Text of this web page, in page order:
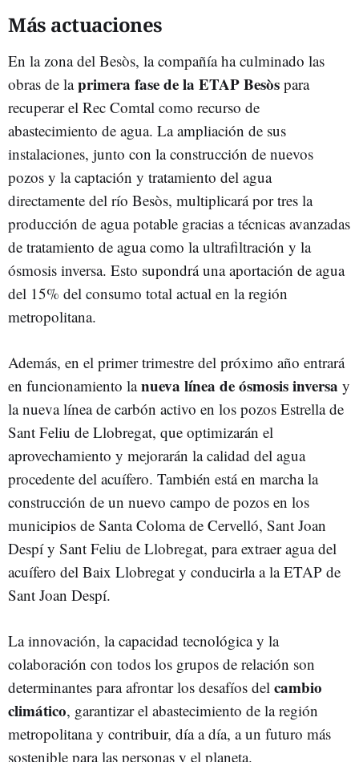
Más actuaciones
En la zona del Besòs, la compañía ha culminado las
obras de laprimera fase de la ETAP Besòs para
recuperar el Rec Comtal como recurso de
abastecimiento de agua. La ampliación de sus
instalaciones, junto con la construcción de nuevos
pozos y la captación y tratamiento del agua
directamente del río Besòs, multiplicará por tres la
producción de agua potable gracias a técnicas avanzadas
de tratamiento de agua como la ultrafiltración y la
ósmosis inversa. Esto supondrá una aportación de agua
del 15% del consumo total actual en la región
metropolitana.
Además, en el primer trimestre del próximo año entrará
en funcionamiento lanueva línea de ósmosis inversa y
la nueva línea de carbón activo en los pozos Estrella de
Sant Feliu de Llobregat, que optimizarán el
aprovechamiento y mejorarán la calidad del agua
procedente del acuífero. También está en marcha la
construcción de un nuevo campo de pozos en los
municipios de Santa Coloma de Cervelló, Sant Joan
Despí y Sant Feliu de Llobregat, para extraer agua del
acuífero del Baix Llobregat y conducirla a la ETAP de
Sant Joan Despí.
La innovación, la capacidad tecnológica y la
colaboración con todos los grupos de relación son
determinantes para afrontar los desafíos del cambio
climático, garantizar el abastecimiento de la región
metropolitana y contribuir, día a día, a un futuro más
sostenible para las personas y el planeta.